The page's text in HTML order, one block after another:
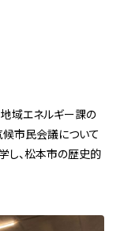
域エネルギー課の
市民会議について
し、松本市の歴史的